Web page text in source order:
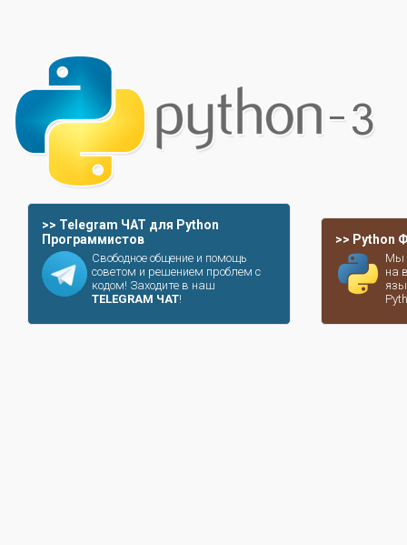
>> Telegram ЧАТ для Python
Программистов
Свободное общение и помощь
советом и решением проблем с
кодом! Заходите в наш
TELEGRAM ЧАТ!
>> Python
Мы
на